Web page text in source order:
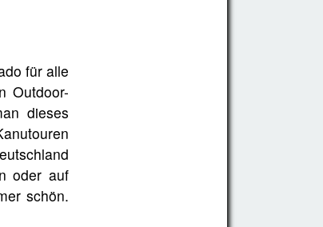
für alle
Outdoor-
dieses
oder auf
schön.